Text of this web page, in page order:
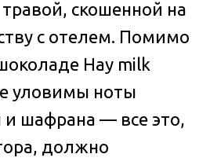
скошенной на
с отелем. Помимо
Hay milk
уловимы ноты
шафрана — все это,
должно